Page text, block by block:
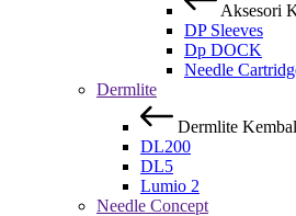
Aksesori
DP Sleeves
Dp DOCK
Needle
Dermlite
Dermlite
DL200
DL5
Lumio 2
Needle Concept